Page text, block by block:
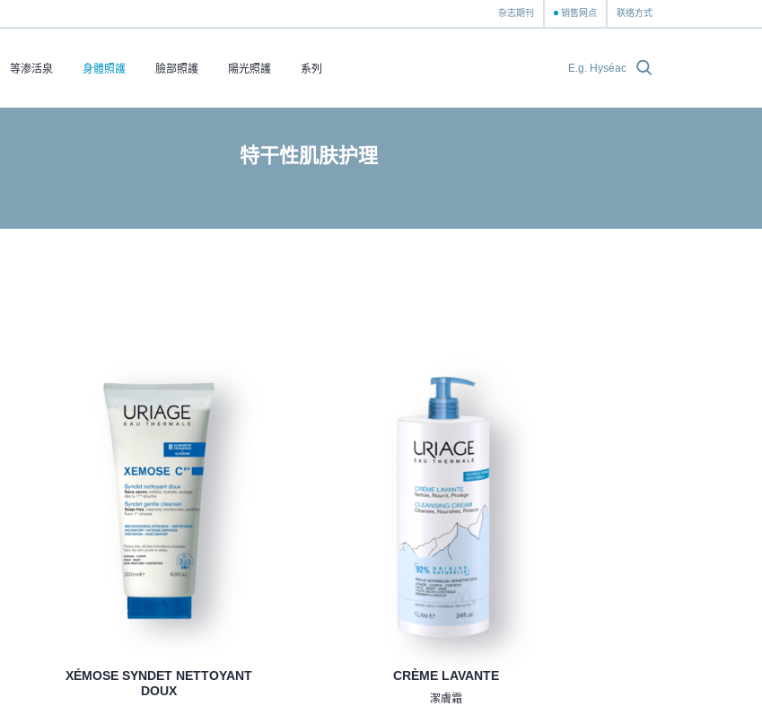
杂志期刊 销售网点 联络方式
等渗活泉 身體照護 臉部照護 陽光照護 系列
特干性肌肤护理
XÉMOSE SYNDET NETTOYANT
DOUX
CRÈME LAVANTE
潔膚霜